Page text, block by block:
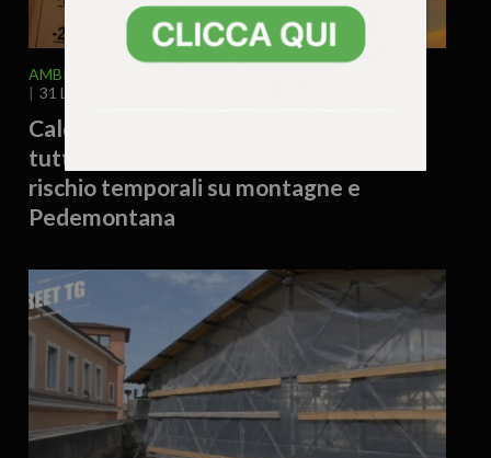
AMBIENTE
31 Luglio 2026 - 15.20
Caldo, confermata l’allerta gialla in
tutto il Veneto anche per sabato. Oggi
rischio temporali su montagne e
Pedemontana